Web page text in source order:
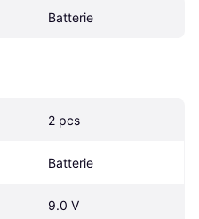
Batterie
2 pcs
Batterie
9.0 V